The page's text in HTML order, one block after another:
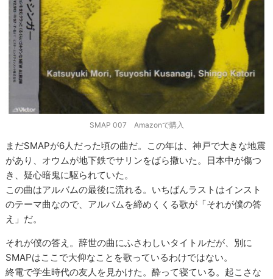
SMAP 007 Amazonで購入
まだSMAPが6人だった頃の曲だ。この年は、神戸で大きな地震
があり、オウムが地下鉄でサリンをばら撒いた。日本中が傷つ
き、疑心暗鬼に駆られていた。
この曲はアルバムの最後に流れる。いちばんラストはインスト
のテーマ曲なので、アルバムを締めくくる歌が「それが僕の答
え」だ。
それが僕の答え。辞世の曲にふさわしいタイトルだが、別に
SMAPはここで大仰なことを歌っているわけではない。
終電で学生時代の友人を見かけた。酔って寝ている。起こさな